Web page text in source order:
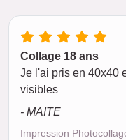
Collage 18 ans
Je l'ai pris en 40x40
visibles
- MAITE
Impression